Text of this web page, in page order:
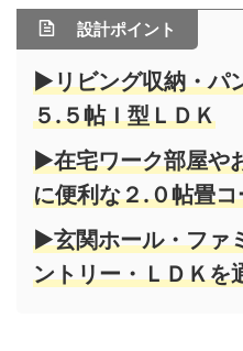
設計ポイント
▶リビング収納・パ
５.５帖Ｉ型ＬＤＫ
▶在宅ワーク部屋や
に便利な２.０帖畳
▶玄関ホール・ファ
ントリー・ＬＤＫを